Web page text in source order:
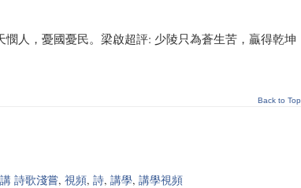
人，憂國憂民。梁啟超評: 少陵只為蒼生苦，贏得乾坤
Back to Top
詩歌淺嘗, 視頻, 詩, 講學, 講學視頻